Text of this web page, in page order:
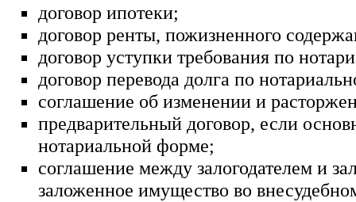
договор ипотеки;
договор ренты, пожизненного
договор уступки требования по
договор перевода долга по
соглашение об изменении и
предварительный договор, если
нотариальной форме;
соглашение между залогодателем и
заложенное имущество во